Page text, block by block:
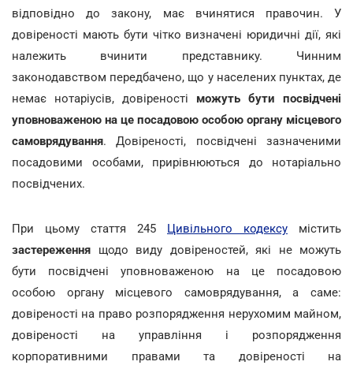
відповідно до закону, має вчинятися правочин. У
довіреності мають бути чітко визначені юридичні дії, які
належить вчинити представнику. Чинним
законодавством передбачено, що у населених пунктах, де
немає нотаріусів, довіреності можуть бути посвідчені
уповноваженою на це посадовою особою органу місцевого
самоврядування. Довіреності, посвідчені зазначеними
посадовими особами, прирівнюються до нотаріально
посвідчених.
При цьому стаття 245 Цивільного кодексу містить
застереження щодо виду довіреностей, які не можуть
бути посвідчені уповноваженою на це посадовою
особою органу місцевого самоврядування, а саме:
довіреності на право розпорядження нерухомим майном,
довіреності на управління і розпорядження
корпоративними правами та довіреності на